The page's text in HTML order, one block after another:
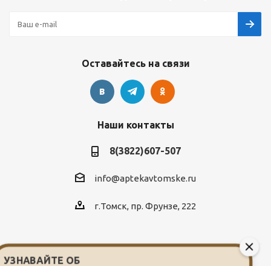
Оставайтесь на связи
Наши контакты
8(3822)607-507
info@aptekavtomske.ru
г.Томск, пр. Фрунзе, 222
УЗНАВАЙТЕ ОБ